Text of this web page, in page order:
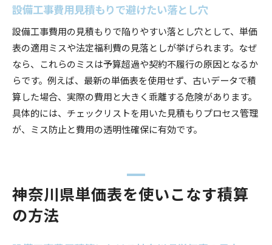
設備工事費用見積もりで避けたい落とし穴
設備工事費用の見積もりで陥りやすい落とし穴として、単価
表の適用ミスや法定福利費の見落としが挙げられます。なぜ
なら、これらのミスは予算超過や契約不履行の原因となるか
らです。例えば、最新の単価表を使用せず、古いデータで積
算した場合、実際の費用と大きく乖離する危険があります。
具体的には、チェックリストを用いた見積もりプロセス管理
が、ミス防止と費用の透明性確保に有効です。
神奈川県単価表を使いこなす積算
の方法